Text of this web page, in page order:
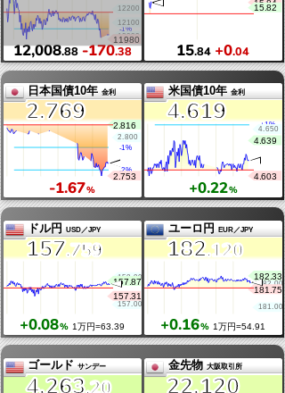
26,363.44 -221.55 7,723.55 -12
12,008.88 -170.38
半導体指数SOX
-1.40%
15.84 +0
恐怖指数
+0.25%
-1.67%
日本国債10年金利
2.769
+0.22%
米国債10年金利
4.619